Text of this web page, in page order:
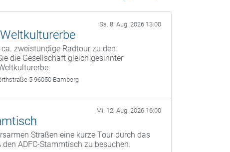
Sa. 8. Aug. 2026 13:00
zweistündige Radtour zu den
die Gesellschaft gleich gesinnter
5 96050 Bamberg
Mi. 12. Aug. 2026 16:00
Straßen eine kurze Tour durch das
ADFC-Stammtisch zu besuchen.